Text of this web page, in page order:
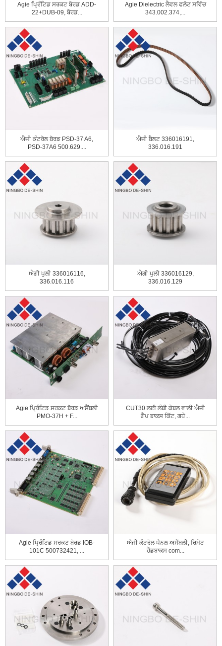
Agie ਪ੍ਰਿੰਟਿਡ ਸਰਕਟ ਬੋਰਡ ADD-
22+DUB-09, ਬੋਰਡ...
Agie Dielectric ਲੈਵਲ ਫਲੋਟ ਸਵਿੱਚ
343.002.374,...
ਐਜੀ ਕੰਟਰੋਲ ਬੋਰਡ PSD-37 A6,
PSD-37A6 500.629....
ਐਜੀ ਬੈਲਟ 336016191,
336.016.191
ਐਗੀ ਪੁਲੀ 336016116,
336.016.116
ਐਗੀ ਪੁਲੀ 336016129,
336.016.129
Agie ਪ੍ਰਿੰਟਿਡ ਸਰਕਟ ਬੋਰਡ ਅਸੈਂਬਲੀ
PMO-37H + F...
CUT30 ਲਈ ਲੰਬੀ ਕੇਬਲ ਵਾਲੀ ਐਜੀ
ਗੈਪ ਬਾਕਸ ਕਿੱਟ, ਗਧੇ...
Agie ਪ੍ਰਿੰਟਿਡ ਸਰਕਟ ਬੋਰਡ IOB-
101C 500732421, ...
ਐਜੀ ਕੰਟਰੋਲ ਪੈਨਲ ਅਸੈਂਬਲੀ, ਰਿਮੋਟ
ਹੈਂਡਬਾਕਸ com...